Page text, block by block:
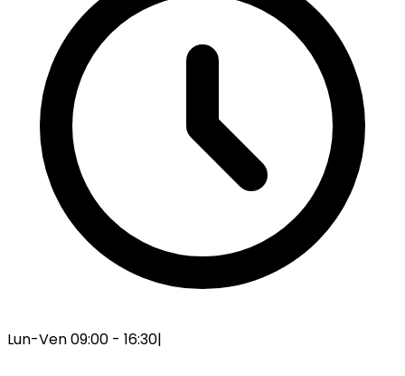
Lun-Ven 09:00 - 16:30|